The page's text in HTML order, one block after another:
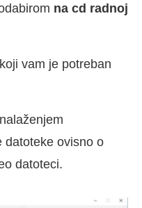
na cd radnoj
vam je potreban
datoteke ovisno o
datoteci.